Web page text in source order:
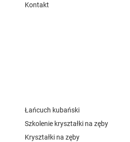
Kontakt
Łańcuch kubański
Szkolenie kryształki na zęby
Kryształki na zęby